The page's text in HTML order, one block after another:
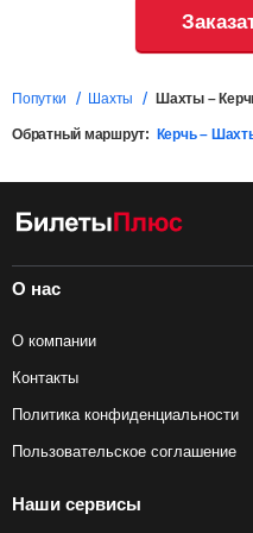
Попутки Шахты Шахты –
Обратный маршрут: Керчь –
О нас
О компании
Контакты
Политика конфиденциальности
Пользовательское соглашение
Наши сервисы